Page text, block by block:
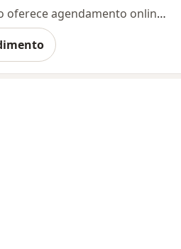
Esse especialista não oferece agendamento online para esse endereço.